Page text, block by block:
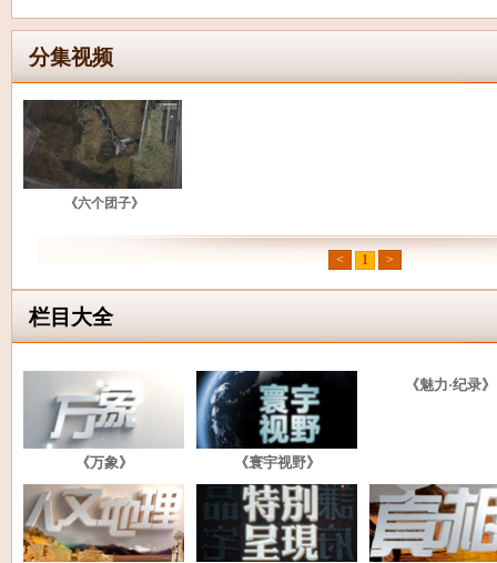
分集视频
《六个团子》
< 1 >
栏目大全
《万象》 《寰宇视野》
《魅力·纪录》